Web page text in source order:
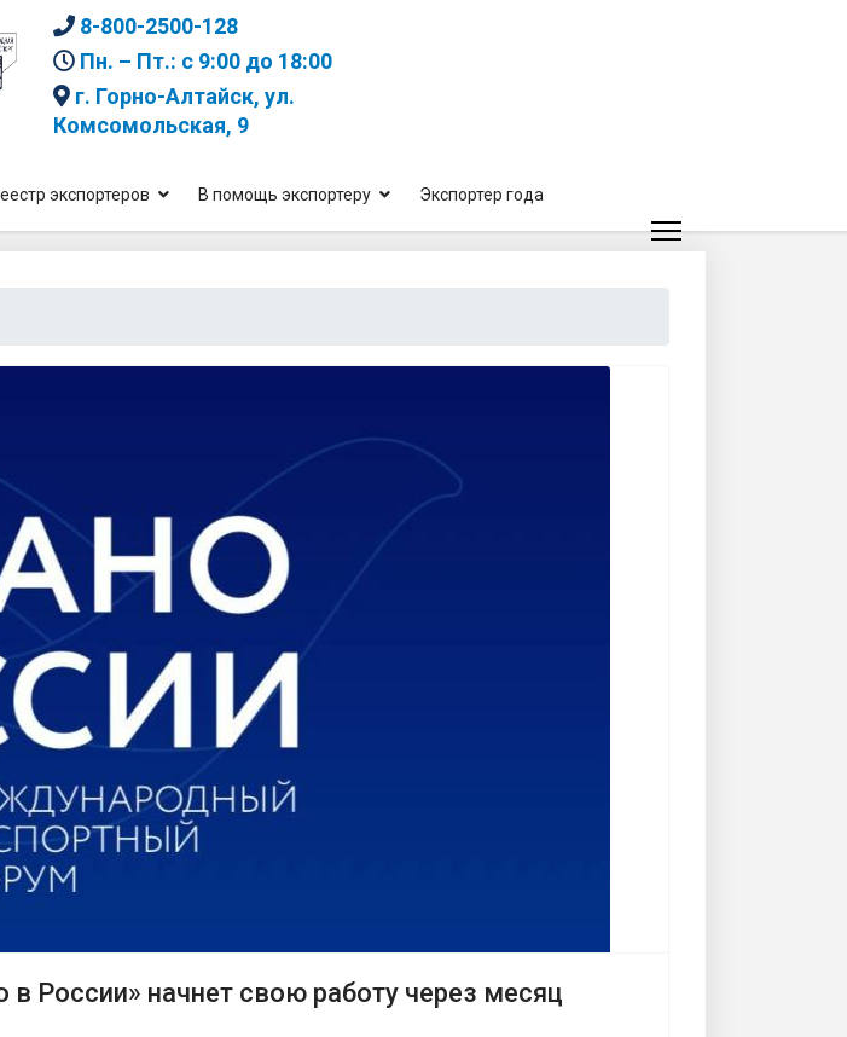
8-800-2500-128
Пн. – Пт.: с 9:00 до 18:00
г. Горно-Алтайск, ул.
Комсомольская, 9
экспортеров В помощь экспортеру Экспортер года
России» начнет свою работу через месяц